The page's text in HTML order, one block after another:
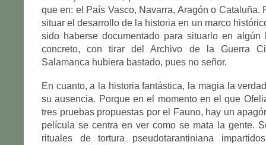
que en: el País Vasco, Navarra, Aragón o Cataluña.
situar el desarrollo de la historia en un marco
sido haberse documentado para situarlo en algún
concreto, con tirar del Archivo de la Guerra
Salamanca hubiera bastado, pues no señor.
En cuanto, a la historia fantástica, la magia la
su ausencia. Porque en el momento en el que
tres pruebas propuestas por el Fauno, hay un
película se centra en ver como se mata la gente.
rituales de tortura pseudotarantiniana